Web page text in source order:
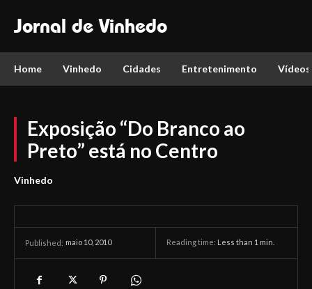
Jornal de Vinhedo
Home Vinhedo Cidades Entretenimento Vídeos
Exposição “Do Branco ao
Preto” está no Centro
Vinhedo
Published: maio 10, 2010 Reading time: Less than 1 min.